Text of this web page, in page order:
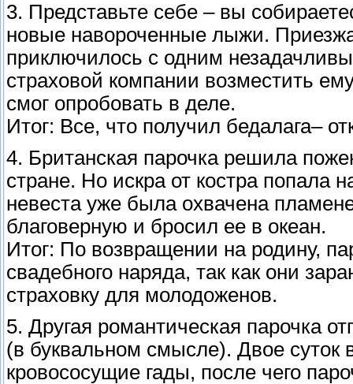
3. Представьте себе – вы
новые навороченные лыжи.
приключилось с одним
страховой компании возместить
смог опробовать в деле.
Итог: Все, что получил бедалага–
4. Британская парочка решила
стране. Но искра от костра попала
невеста уже была охвачена
благоверную и бросил ее в океан.
Итог: По возвращении на родину,
свадебного наряда, так как они
страховку для молодоженов.
5. Другая романтическая парочка
(в буквальном смысле). Двое суток
кровососущие гады, после чего